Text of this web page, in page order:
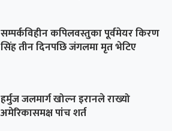
सम्पर्कविहीन कपिलवस्तुका पूर्वमेयर किरण
सिंह तीन दिनपछि जंगलमा मृत भेटिए
हर्मुज जलमार्ग खोल्न इरानले राख्यो
अमेरिकासमक्ष पांच शर्त